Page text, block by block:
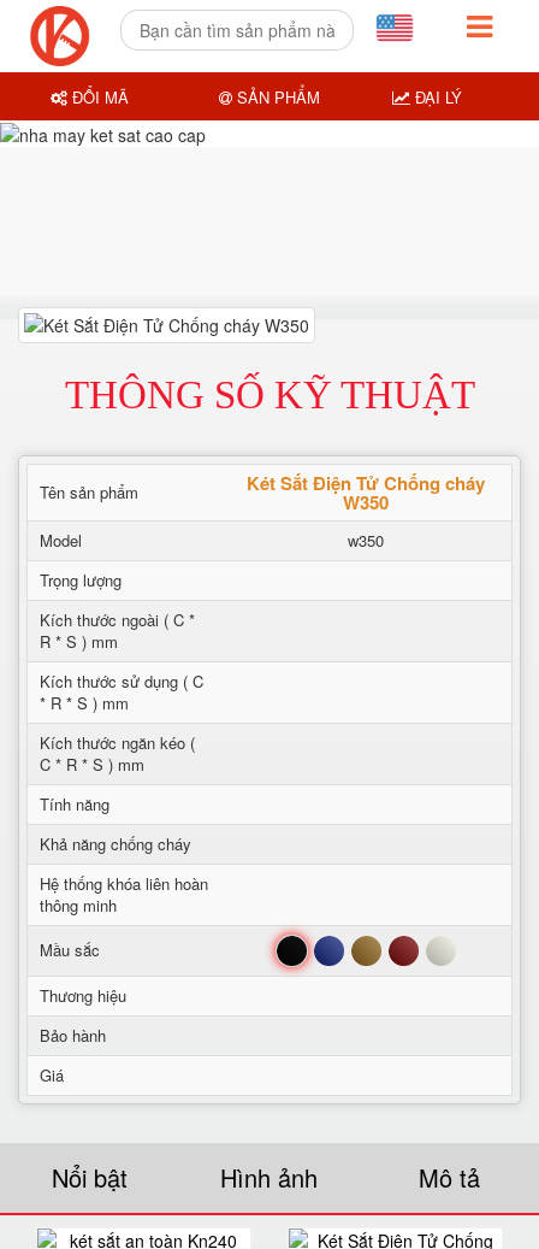
THÔNG SỐ KỸ THUẬT
Tên sản phẩm Két Sắt Điện Tử Chống cháy
W350
Model
w350
Trọng lượng
Kích thước ngoài ( C *
R * S ) mm
Kích thước sử dụng ( C
* R * S ) mm
Kích thước ngăn kéo (
C * R * S ) mm
Tính năng
Khả năng chống cháy
Hệ thống khóa liên hoàn
thông minh
Mầu sắc
Đen Xanh Nâu Đỏ Trắng
Thương hiệu
Bảo hành
Giá
Nổi bật Hình ảnh Mô tả
ĐỔI MÃ SẢN PHẨM ĐẠI LÝ